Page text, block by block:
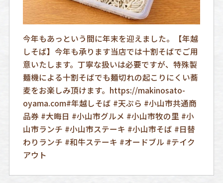
今年もあっという間に年末を迎えました。【年越
しそば】今年も承ります当店では十割そばでご用
意いたします。丁寧な扱いは必要ですが、特殊製
麺機による十割そばでも麺切れの起こりにくい蕎
麦をお楽しみ頂けます。https://makinosato-
oyama.com#年越しそば #天ぷら #小山市共通商
品券 #大晦日 #小山市グルメ #小山市牧の里 #小
山市ランチ #小山市ステーキ #小山市そば #日替
わりランチ #和牛ステーキ #オードブル #テイク
アウト